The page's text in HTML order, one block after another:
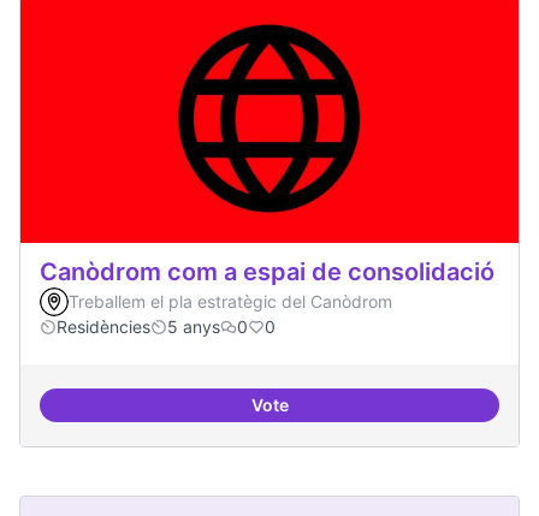
Canòdrom com a espai de consolidació
Treballem el pla estratègic del Canòdrom
Residències
5 anys 0 0
VoteCanòdrom com a espai de